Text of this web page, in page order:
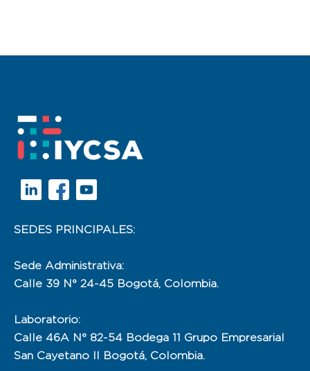
SEDES PRINCIPALES:
Sede Administrativa:
Calle 39 N° 24-45 Bogotá, Colombia.
Laboratorio:
Calle 46A N° 82-54 Bodega 11 Grupo Empresarial
San Cayetano II Bogotá, Colombia.